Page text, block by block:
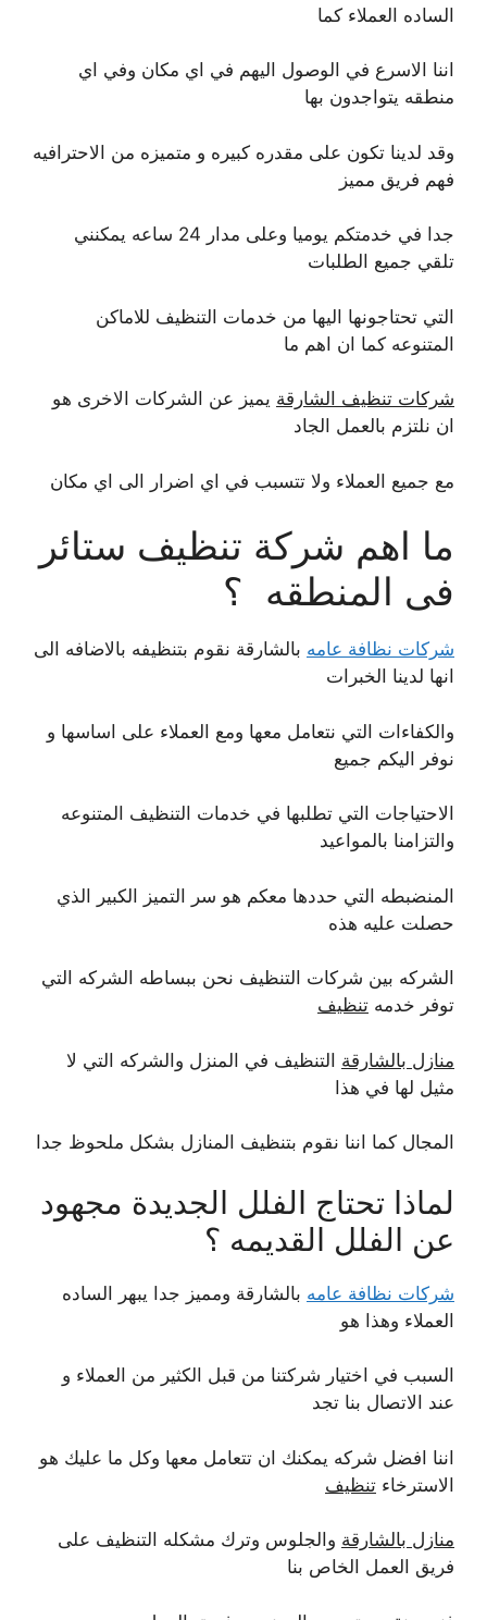
الساده العملاء كما
اننا الاسرع في الوصول اليهم في اي مكان وفي اي
منطقه يتواجدون بها
وقد لدينا تكون على مقدره كبيره و متميزه من الاحترافيه
فهم فريق مميز
جدا في خدمتكم يوميا وعلى مدار 24 ساعه يمكنني
تلقي جميع الطلبات
التي تحتاجونها اليها من خدمات التنظيف للاماكن
المتنوعه كما ان اهم ما
شركات تنظيف الشارقة يميز عن الشركات الاخرى هو
ان نلتزم بالعمل الجاد
مع جميع العملاء ولا تتسبب في اي اضرار الى اي مكان
ما اهم شركة تنظيف ستائر
فى المنطقه ؟
شركات نظافة عامه بالشارقة نقوم بتنظيفه بالاضافه الى
انها لدينا الخبرات
والكفاءات التي نتعامل معها ومع العملاء على اساسها و
نوفر اليكم جميع
الاحتياجات التي تطلبها في خدمات التنظيف المتنوعه
والتزامنا بالمواعيد
المنضبطه التي حددها معكم هو سر التميز الكبير الذي
حصلت عليه هذه
الشركه بين شركات التنظيف نحن ببساطه الشركه التي
توفر خدمه تنظيف
منازل بالشارقة التنظيف في المنزل والشركه التي لا
مثيل لها في هذا
المجال كما اننا نقوم بتنظيف المنازل بشكل ملحوظ جدا
لماذا تحتاج الفلل الجديدة مجهود
عن الفلل القديمه ؟
شركات نظافة عامه بالشارقة ومميز جدا يبهر الساده
العملاء وهذا هو
السبب في اختيار شركتنا من قبل الكثير من العملاء و
عند الاتصال بنا تجد
اننا افضل شركه يمكنك ان تتعامل معها وكل ما عليك هو
الاسترخاء تنظيف
منازل بالشارقة والجلوس وترك مشكله التنظيف على
فريق العمل الخاص بنا